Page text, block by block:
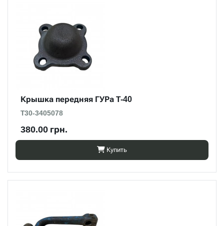
Крышка передняя ГУРа Т-40
Т30-3405078
380.00 грн.
Купить